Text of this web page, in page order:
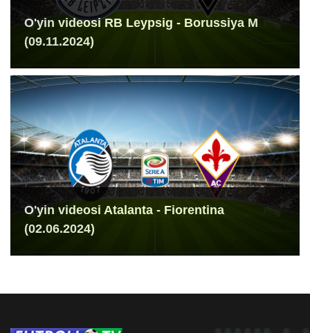
O'yin videosi RB Leypsig - Borussiya M
(09.11.2024)
O'yin videosi Atalanta - Fiorentina
(02.06.2024)